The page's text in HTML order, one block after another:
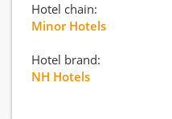
Hotel chain:
Minor Hotels
Hotel brand:
NH Hotels